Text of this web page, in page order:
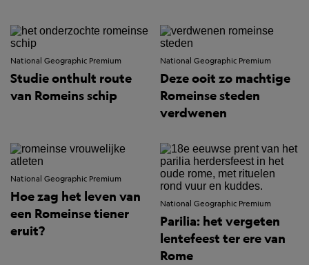
National Geographic Premium
Studie onthult route
van Romeins schip
National Geographic Premium
Deze ooit zo machtige
Romeinse steden
verdwenen
National Geographic Premium
Hoe zag het leven van
een Romeinse tiener
eruit?
National Geographic Premium
Parilia: het vergeten
lentefeest ter ere van
Rome